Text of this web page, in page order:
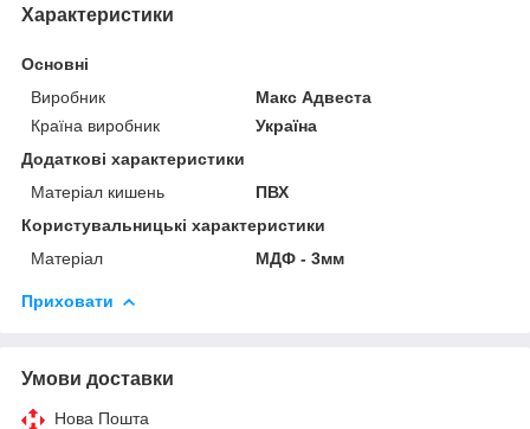
Характеристики
Основні
Виробник
Макс Адвеста
Країна виробник
Україна
Додаткові характеристики
Матеріал кишень
ПВХ
Користувальницькі характеристики
Матеріал
МДФ - 3мм
Приховати
Умови доставки
Нова Пошта